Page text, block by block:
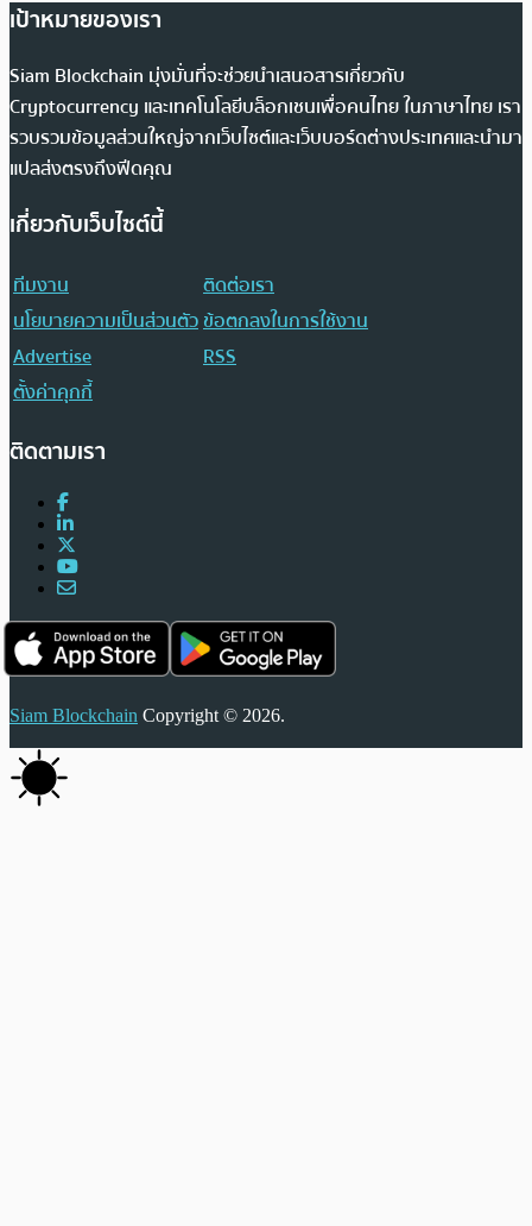
เป้าหมายของเรา
Siam Blockchain มุ่งมั่นที่จะช่วยนำเสนอสารเกี่ยวกับ
Cryptocurrency และเทคโนโลยีบล็อกเชนเพื่อคนไทย ในภาษาไทย เรา
รวบรวมข้อมูลส่วนใหญ่จากเว็บไซต์และเว็บบอร์ดต่างประเทศและนำมา
แปลส่งตรงถึงฟีดคุณ
เกี่ยวกับเว็บไซต์นี้
ทีมงาน
ติดต่อเรา
นโยบายความเป็นส่วนตัวข้อตกลงในการใช้งาน
Advertise
RSS
ตั้งค่าคุกกี้
ติดตามเรา
Siam Blockchain Copyright © 2026.